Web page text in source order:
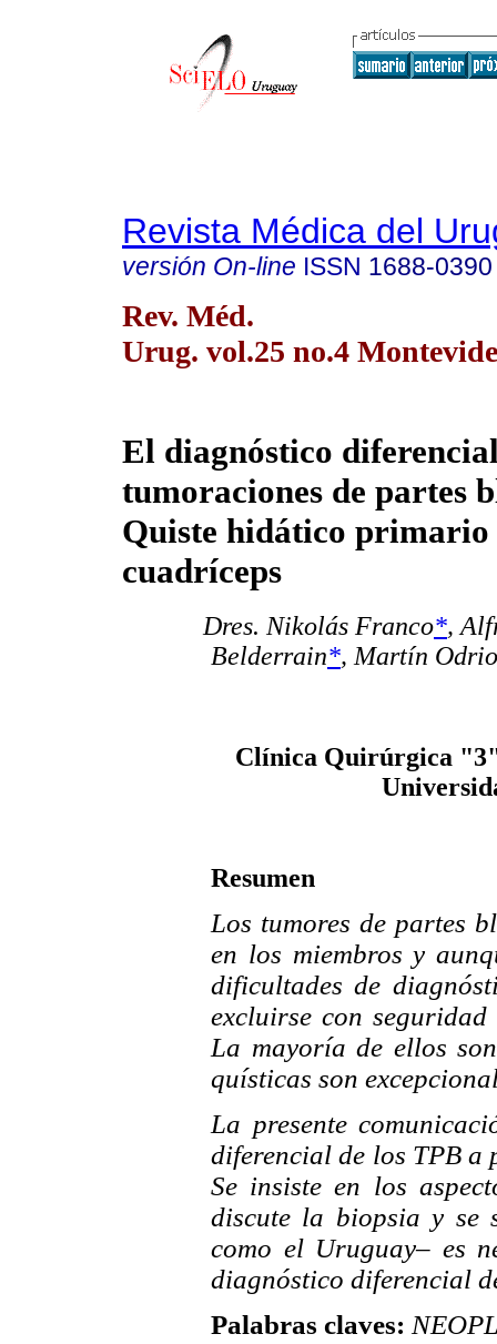
Revista Médica del
versión On-line ISSN 1688-0390
Rev. Méd.
Urug. vol.25 no.4
El diagnóstico
tumoraciones de partes
Quiste hidático primario
cuadríceps
Dres. Nikolás Franco*,
Belderrain*, Martín
Clínica Quirúrgica
Resumen
Los tumores de partes
en los miembros y
dificultades de
excluirse con
La mayoría de ellos
quísticas son
La presente
diferencial de los TPB a
Se insiste en los
discute la biopsia y se
como el Uruguay– es
diagnóstico diferencial
Palabras claves: